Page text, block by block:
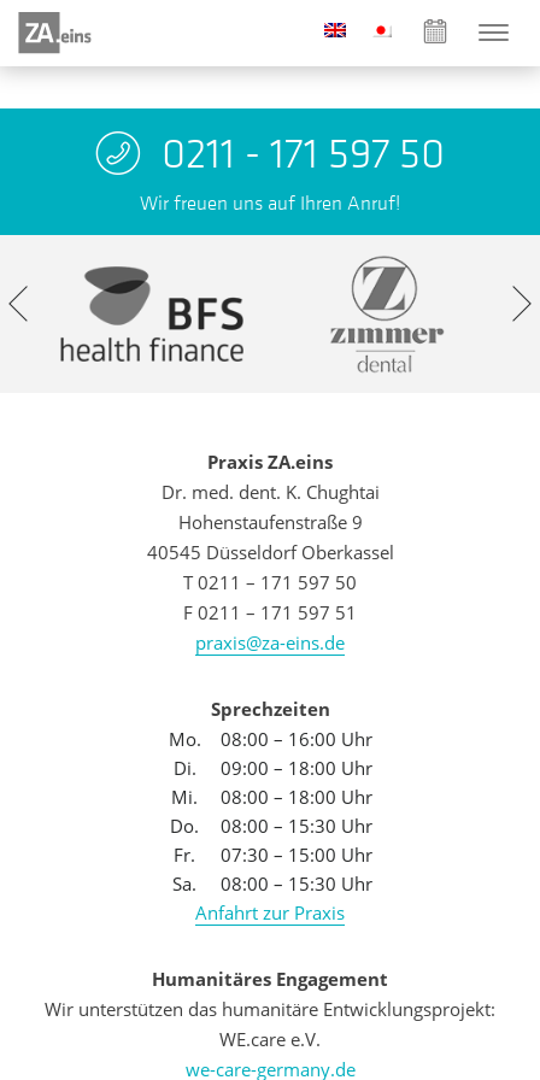
0211 - 171 597 50
Wir freuen uns auf Ihren Anruf!
Praxis ZA.eins
Dr. med. dent. K. Chughtai
Hohenstaufenstraße 9
40545 Düsseldorf Oberkassel
T 0211 – 171 597 50
F 0211 – 171 597 51
praxis@za-eins.de
Sprechzeiten
Mo.
08:00 – 16:00 Uhr
Di.
09:00 – 18:00 Uhr
Mi.
08:00 – 18:00 Uhr
Do.
08:00 – 15:30 Uhr
Fr.
07:30 – 15:00 Uhr
Sa.
08:00 – 15:30 Uhr
Anfahrt zur Praxis
Humanitäres Engagement
Wir unterstützen das humanitäre Entwicklungsprojekt:
WE.care e.V.
we-care-germany.de